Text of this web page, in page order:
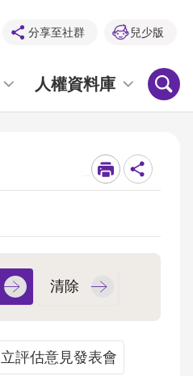
分享至社群 兒少版
人權資料庫
評估意見發表會